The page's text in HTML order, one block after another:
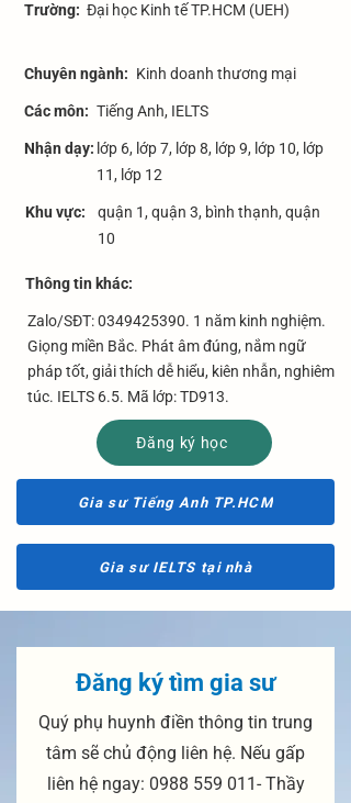
Trường: Đại học Kinh tế TP.HCM (UEH)
Chuyên ngành: Kinh doanh thương mại
Các môn: Tiếng Anh, IELTS
Nhận dạy: lớp 6, lớp 7, lớp 8, lớp 9, lớp 10, lớp
11, lớp 12
Khu vực:
quận 1, quận 3, bình thạnh, quận
10
​Thông tin khác:
Zalo/SĐT:0349425390. 1 năm kinh nghiệm.
Giọng miền Bắc. Phát âm đúng, nắm ngữ
pháp tốt, giải thích dễ hiểu, kiên nhẫn, nghiêm
túc. IELTS 6.5. Mã lớp: TD913.
Đăng ký học
Gia sư Tiếng Anh TP.HCM
Gia sư IELTS tại nhà
Đăng ký tìm gia sư
Quý phụ huynh điền thông tin trung
tâm sẽ chủ động liên hệ. Nếu gấp
liên hệ ngay: 0988 559 011- Thầy